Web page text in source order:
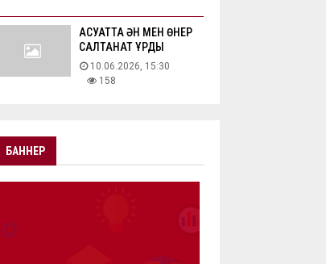
АҚСУАТТА ӘН МЕН ӨНЕР
САЛТАНАТ ҚҰРДЫ
10.06.2026, 15:30
158
БАННЕР